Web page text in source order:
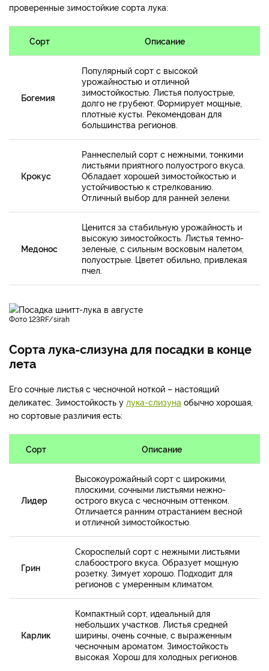
проверенные зимостойкие сорта лука:
Сорт Описание
Богемия
Популярный сорт с высокой
урожайностью и отличной
зимостойкостью. Листья полуострые,
долго не грубеют. Формирует мощные,
плотные кусты. Рекомендован для
большинства регионов.
Крокус
Раннеспелый сорт с нежными, тонкими
листьями приятного полуострого вкуса.
Обладает хорошей зимостойкостью и
устойчивостью к стрелкованию.
Отличный выбор для ранней зелени.
Медонос
Ценится за стабильную урожайность и
высокую зимостойкость. Листья темно-
зеленые, с сильным восковым налетом,
полуострые. Цветет обильно, привлекая
пчел.
фото 123RF/sirah
Сорта лука-слизуна для посадки в конце
лета
Его сочные листья с чесночной ноткой – настоящий
деликатес. Зимостойкость у лука-слизуна обычно хорошая,
но сортовые различия есть:
Сорт Описание
Лидер
Высокоурожайный сорт с широкими,
плоскими, сочными листьями нежно-
острого вкуса с чесночным оттенком.
Отличается ранним отрастанием весной
и отличной зимостойкостью.
Грин
Скороспелый сорт с нежными листьями
слабоострого вкуса. Образует мощную
розетку. Зимует хорошо. Подходит для
регионов с умеренным климатом.
Карлик
Компактный сорт, идеальный для
небольших участков. Листья средней
ширины, очень сочные, с выраженным
чесночным ароматом. Зимостойкость
высокая. Хорош для холодных регионов.